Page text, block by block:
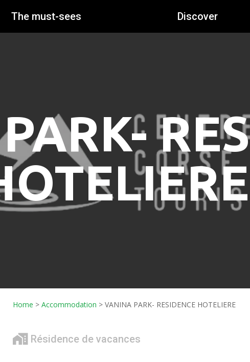
The must-sees Discover
Home > Accommodation > VANINA PARK- RESIDENCE HOTELIERE
Résidence de vacances